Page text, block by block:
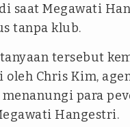
saat Megawati
tanpa klub.
tersebut
Chris Kim,
para
Hangestri.